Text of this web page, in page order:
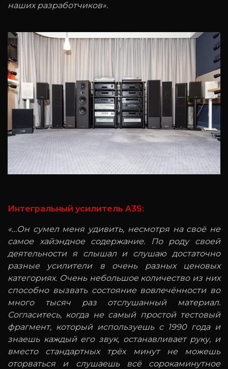
наших разработчиков».
Интегральный усилитель A3S:
«…Он сумел меня удивить, несмотря на своё не
самое хайэндное содержание. По роду своей
деятельности я слышал и слушаю достаточно
разные усилители в очень разных ценовых
категориях. Очень небольшое количество из них
способно вызвать состояние вовлечённости во
много тысяч раз отслушанный материал.
Согласитесь, когда не самый простой тестовый
фрагмент, который используешь с 1990 года и
знаешь каждый его звук, останавливает руку, и
вместо стандартных трёх минут не можешь
оторваться и слушаешь всё сорокаминутное